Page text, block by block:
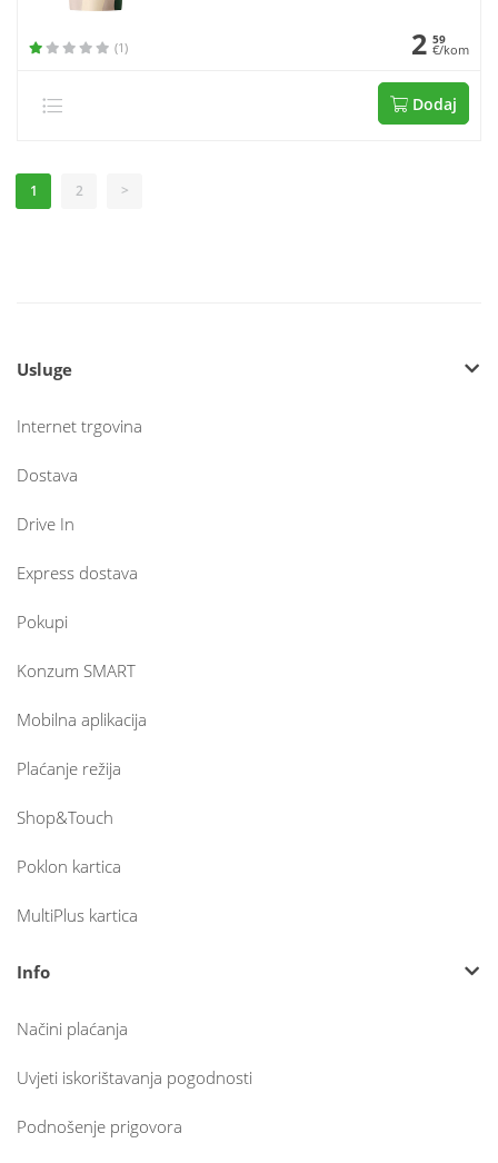
(1) 2 59
€/kom
Dodaj
1 2 >
Usluge
Internet trgovina
Dostava
Drive In
Express dostava
Pokupi
Konzum SMART
Mobilna aplikacija
Plaćanje režija
Shop&Touch
Poklon kartica
MultiPlus kartica
Info
Načini plaćanja
Uvjeti iskorištavanja pogodnosti
Podnošenje prigovora